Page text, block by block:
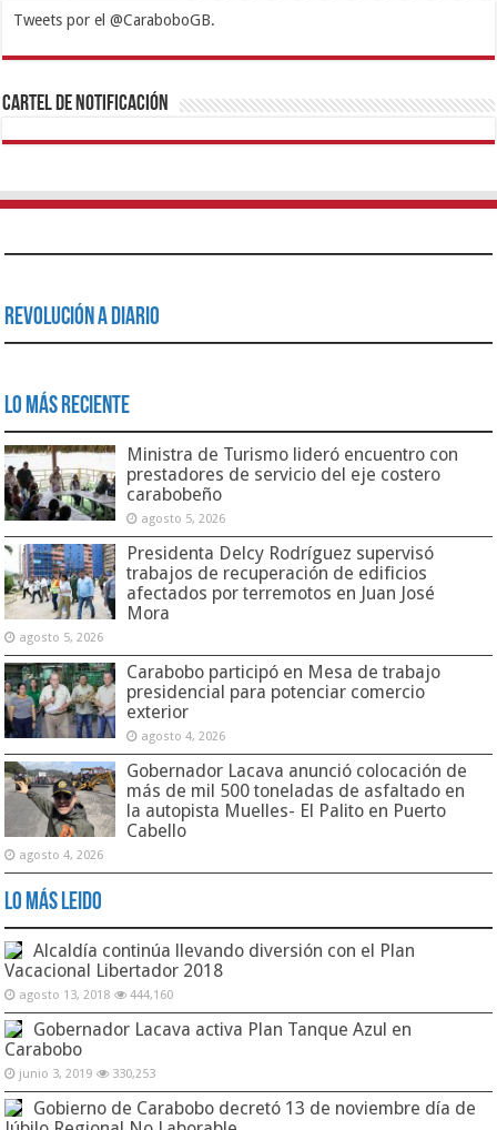
Tweets por el @CaraboboGB.
1xbetBetturkeyBetistKralbetSupertotobetTipobetMatadorbetMariobet
https://mvbcasino.com/
Cartel de Notificación
Revolución a Diario
Lo Más Reciente
Ministra de Turismo lideró encuentro con
prestadores de servicio del eje costero
carabobeño
agosto 5, 2026
Presidenta Delcy Rodríguez supervisó
trabajos de recuperación de edificios
afectados por terremotos en Juan José
Mora
agosto 5, 2026
Carabobo participó en Mesa de trabajo
presidencial para potenciar comercio
exterior
agosto 4, 2026
Gobernador Lacava anunció colocación de
más de mil 500 toneladas de asfaltado en
la autopista Muelles- El Palito en Puerto
Cabello
agosto 4, 2026
Lo Más Leido
Alcaldía continúa llevando diversión con el Plan
Vacacional Libertador 2018
agosto 13, 2018 444,160
Gobernador Lacava activa Plan Tanque Azul en
Carabobo
junio 3, 2019 330,253
Gobierno de Carabobo decretó 13 de noviembre día de